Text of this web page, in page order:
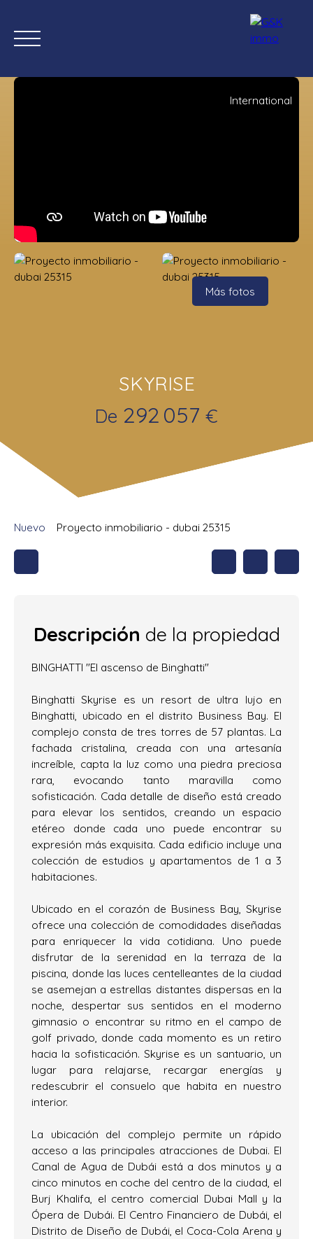
Comprar ahora Nuevas propiedades
Estimación
International
Más fotos
SKYRISE
De 292 057 €
Nuevo Proyecto inmobiliario - dubai 25315
Descripción de la propiedad
BINGHATTI "El ascenso de Binghatti"
Binghatti Skyrise es un resort de ultra lujo en
Binghatti, ubicado en el distrito Business Bay. El
complejo consta de tres torres de 57 plantas. La
fachada cristalina, creada con una artesanía
increíble, capta la luz como una piedra preciosa
rara, evocando tanto maravilla como
sofisticación. Cada detalle de diseño está creado
para elevar los sentidos, creando un espacio
etéreo donde cada uno puede encontrar su
expresión más exquisita. Cada edificio incluye una
colección de estudios y apartamentos de 1 a 3
habitaciones.
Ubicado en el corazón de Business Bay, Skyrise
ofrece una colección de comodidades diseñadas
para enriquecer la vida cotidiana. Uno puede
disfrutar de la serenidad en la terraza de la
piscina, donde las luces centelleantes de la ciudad
se asemejan a estrellas distantes dispersas en la
noche, despertar sus sentidos en el moderno
gimnasio o encontrar su ritmo en el campo de
golf privado, donde cada momento es un retiro
hacia la sofisticación. Skyrise es un santuario, un
lugar para relajarse, recargar energías y
redescubrir el consuelo que habita en nuestro
interior.
La ubicación del complejo permite un rápido
acceso a las principales atracciones de Dubai. El
Canal de Agua de Dubái está a dos minutos y a
cinco minutos en coche del centro de la ciudad, el
Burj Khalifa, el centro comercial Dubai Mall y la
Ópera de Dubái. El Centro Financiero de Dubái, el
Distrito de Diseño de Dubái, el Coca-Cola Arena y